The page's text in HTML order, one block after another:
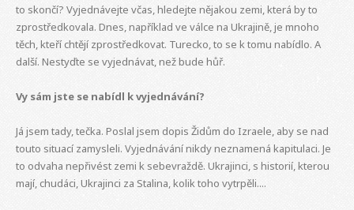
to skončí? Vyjednávejte včas, hledejte nějakou zemi, která by to
zprostředkovala. Dnes, například ve válce na Ukrajině, je mnoho
těch, kteří chtějí zprostředkovat. Turecko, to se k tomu nabídlo. A
další. Nestyďte se vyjednávat, než bude hůř.
Vy sám jste se nabídl k vyjednávání?
Já jsem tady, tečka. Poslal jsem dopis Židům do Izraele, aby se nad
touto situací zamysleli. Vyjednávání nikdy neznamená kapitulaci. Je
to odvaha nepřivést zemi k sebevraždě. Ukrajinci, s historií, kterou
mají, chudáci, Ukrajinci za Stalina, kolik toho vytrpěli....